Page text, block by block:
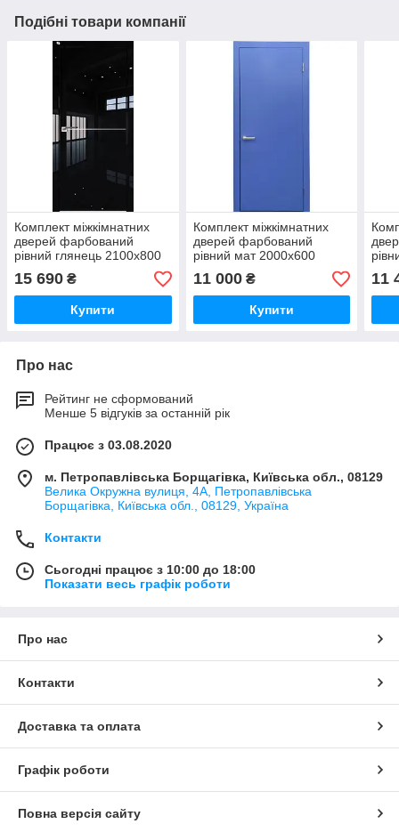
Подібні товари компанії
Комплект міжкімнатних
дверей фарбований
рівний глянець 2100х800
15 690 ₴
Купити
Комплект міжкімнатних
дверей фарбований
рівний мат 2000х600
11 000₴
Купити
11
Про нас
Рейтинг не сформований
Менше 5 відгуків за останній рік
Працює з 03.08.2020
м. Петропавлівська Борщагівка, Київська обл., 08129
Велика Окружна вулиця, 4А, Петропавлівська
Борщагівка, Київська обл., 08129, Україна
Контакти
Сьогодні працює з 10:00 до 18:00
Показати весь графік роботи
Про нас
Контакти
Доставка та оплата
Графік роботи
Повна версія сайту